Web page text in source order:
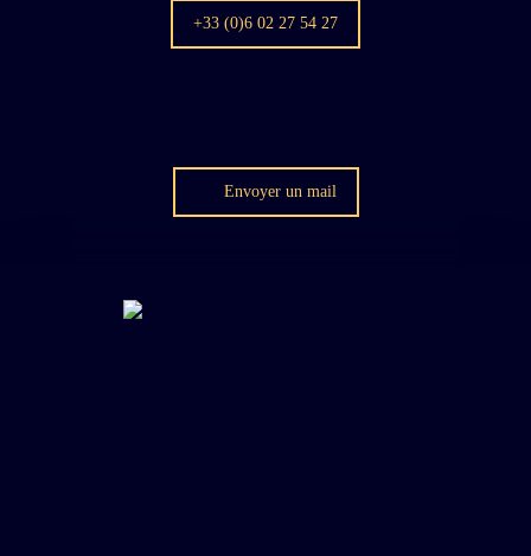
+33 (0)6 02 27 54 27
Envoyer un mail